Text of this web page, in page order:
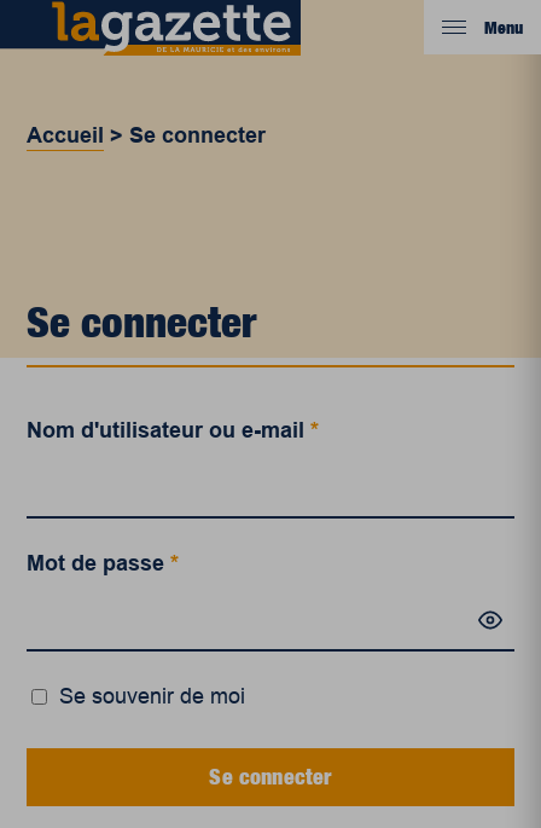
Menu
Accueil >Se connecter
Se connecter
Nom d'utilisateur ou e-mail*
Mot de passe*
Se souvenir de moi
Se connecter